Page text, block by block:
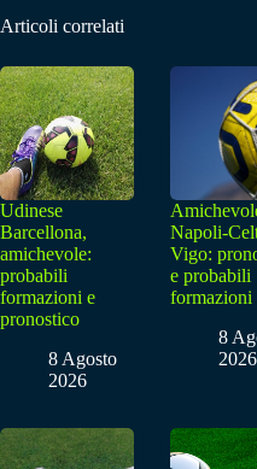
Articoli correlati
Udinese
Barcellona,
amichevole:
probabili
formazioni e
pronostico
8 Agosto
2026
Napoli-
Vigo:
e probabili
formazioni
8
2026